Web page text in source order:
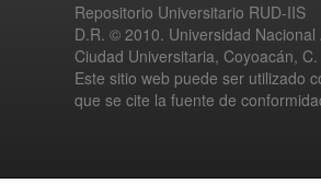
Repositorio Universitario RUD-IIS
D.R. © 2010. Universidad
Ciudad Universitaria, Coyoacán,
Este sitio web puede ser utilizado
que se cite la fuente de